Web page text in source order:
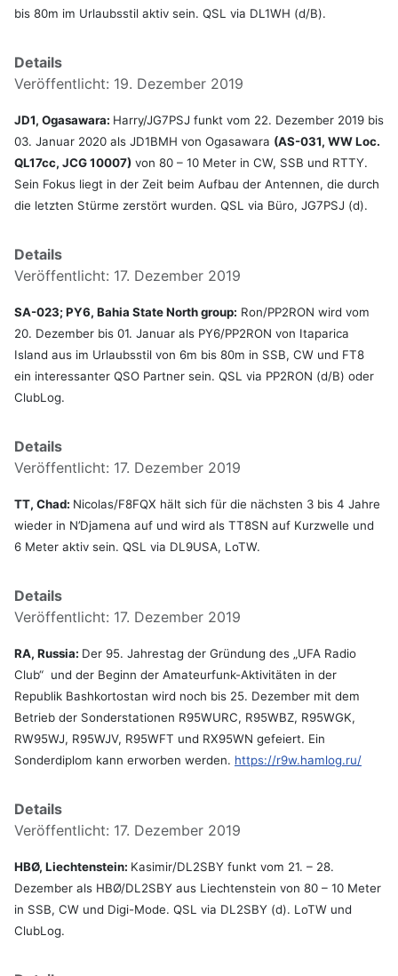
bis 80m im Urlaubsstil aktiv sein. QSL via DL1WH (d/B).
Details
Veröffentlicht: 19. Dezember 2019
JD1, Ogasawara: Harry/JG7PSJ funkt vom 22. Dezember 2019 bis
03. Januar 2020 als JD1BMH von Ogasawara (AS-031, WW Loc.
QL17cc, JCG 10007) von 80 – 10 Meter in CW, SSB und RTTY.
Sein Fokus liegt in der Zeit beim Aufbau der Antennen, die durch
die letzten Stürme zerstört wurden. QSL via Büro, JG7PSJ (d).
Details
Veröffentlicht: 17. Dezember 2019
SA-023; PY6, Bahia State North group: Ron/PP2RON wird vom
20. Dezember bis 01. Januar als PY6/PP2RON von Itaparica
Island aus im Urlaubsstil von 6m bis 80m in SSB, CW und FT8
ein interessanter QSO Partner sein. QSL via PP2RON (d/B) oder
ClubLog.
Details
Veröffentlicht: 17. Dezember 2019
TT, Chad: Nicolas/F8FQX hält sich für die nächsten 3 bis 4 Jahre
wieder in N’Djamena auf und wird als TT8SN auf Kurzwelle und
6 Meter aktiv sein. QSL via DL9USA, LoTW.
Details
Veröffentlicht: 17. Dezember 2019
RA, Russia: Der 95. Jahrestag der Gründung des „UFA Radio
Club“ und der Beginn der Amateurfunk-Aktivitäten in der
Republik Bashkortostan wird noch bis 25. Dezember mit dem
Betrieb der Sonderstationen R95WURC, R95WBZ, R95WGK,
RW95WJ, R95WJV, R95WFT und RX95WN gefeiert. Ein
Sonderdiplom kann erworben werden. https://r9w.hamlog.ru/
Details
Veröffentlicht: 17. Dezember 2019
HBØ, Liechtenstein: Kasimir/DL2SBY funkt vom 21. – 28.
Dezember als HBØ/DL2SBY aus Liechtenstein von 80 – 10 Meter
in SSB, CW und Digi-Mode. QSL via DL2SBY (d). LoTW und
ClubLog.